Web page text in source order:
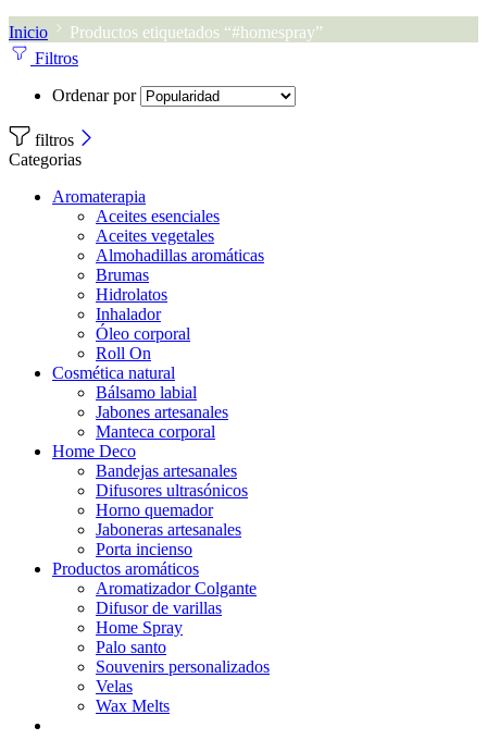
Inicio
Productos etiquetados “#homespray”
Filtros
Ordenar por
filtros
Categorias
Aromaterapia
Aceites esenciales
Aceites vegetales
Almohadillas aromáticas
Brumas
Hidrolatos
Inhalador
Óleo corporal
Roll On
Cosmética natural
Bálsamo labial
Jabones artesanales
Manteca corporal
Home Deco
Bandejas artesanales
Difusores ultrasónicos
Horno quemador
Jaboneras artesanales
Porta incienso
Productos aromáticos
Aromatizador Colgante
Difusor de varillas
Home Spray
Palo santo
Souvenirs personalizados
Velas
Wax Melts